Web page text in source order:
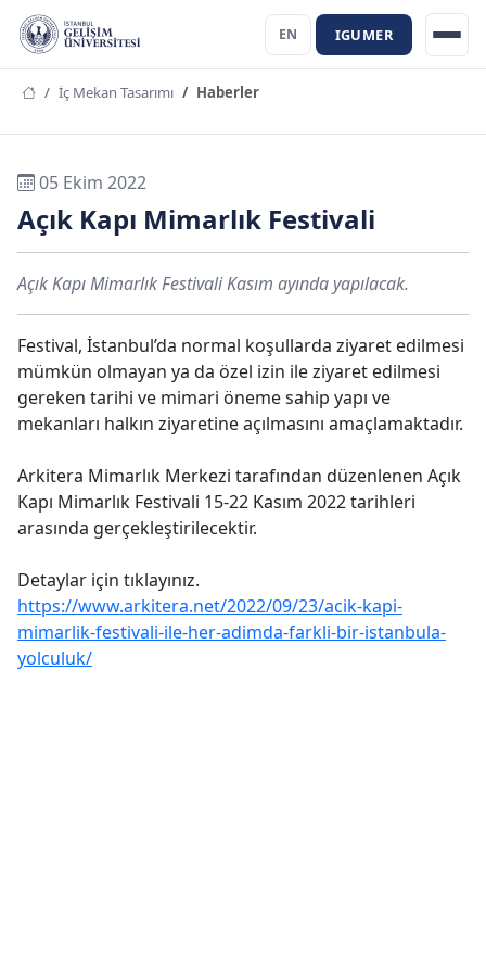
EN IGUMER
İç Mekan Tasarımı Haberler
05 Ekim 2022
Açık Kapı Mimarlık Festivali
Açık Kapı Mimarlık Festivali Kasım ayında yapılacak.
Festival, İstanbul’da normal koşullarda ziyaret edilmesi
mümkün olmayan ya da özel izin ile ziyaret edilmesi
gereken tarihi ve mimari öneme sahip yapı ve
mekanları halkın ziyaretine açılmasını amaçlamaktadır.
Arkitera Mimarlık Merkezi tarafından düzenlenen Açık
Kapı Mimarlık Festivali 15-22 Kasım 2022 tarihleri
arasında gerçekleştirilecektir.
Detaylar için tıklayınız.
https://www.arkitera.net/2022/09/23/acik-kapi-
mimarlik-festivali-ile-her-adimda-farkli-bir-istanbula-
yolculuk/